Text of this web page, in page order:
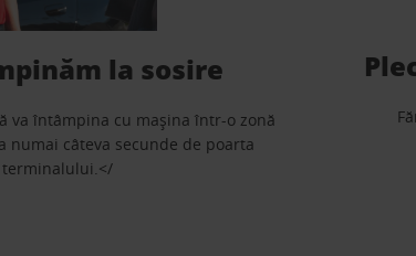
la sosire
va întâmpina cu mașina într-o zonă
numai câteva secunde de poarta
terminalului.</